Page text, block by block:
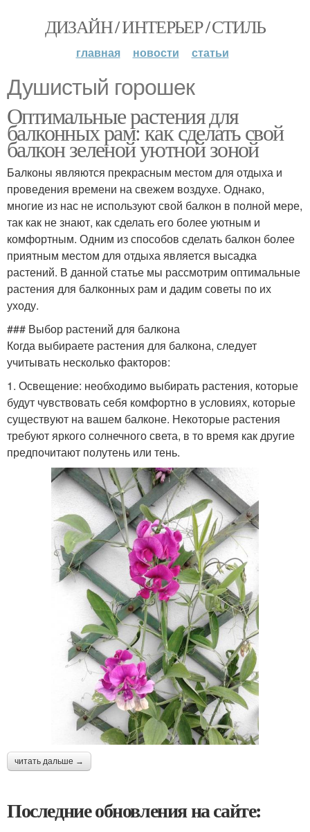
ДИЗАЙН / ИНТЕРЬЕР / СТИЛЬ
главная новости статьи
Душистый горошек
Оптимальные растения для
балконных рам: как сделать свой
балкон зеленой уютной зоной
Балконы являются прекрасным местом для отдыха и
проведения времени на свежем воздухе. Однако,
многие из нас не используют свой балкон в полной мере,
так как не знают, как сделать его более уютным и
комфортным. Одним из способов сделать балкон более
приятным местом для отдыха является высадка
растений. В данной статье мы рассмотрим оптимальные
растения для балконных рам и дадим советы по их
уходу.
### Выбор растений для балкона
Когда выбираете растения для балкона, следует
учитывать несколько факторов:
1. Освещение: необходимо выбирать растения, которые
будут чувствовать себя комфортно в условиях, которые
существуют на вашем балконе. Некоторые растения
требуют яркого солнечного света, в то время как другие
предпочитают полутень или тень.
читать дальше →
Последние обновления на сайте: